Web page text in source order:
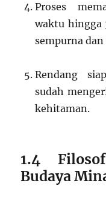
Proses
waktu hingga
sempurna
Rendang
sudah
kehitaman.
1.4
Budaya